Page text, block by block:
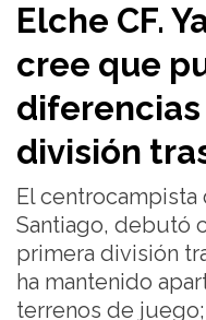
Elche CF.
cree que
división
El centrocampista
Santiago, debutó
primera división
ha mantenido
terrenos de